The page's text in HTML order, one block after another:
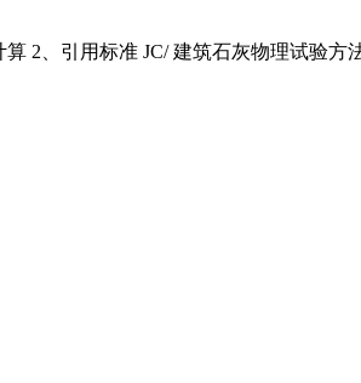
2、引用标准 JC/ 建筑石灰物理试验方